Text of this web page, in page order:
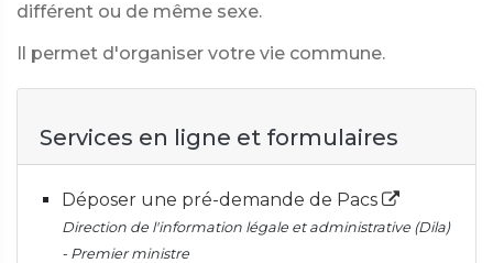
différent ou de même sexe.
Il permet d'organiser votre vie commune.
Services en ligne et formulaires
Déposer une pré-demande de Pacs
Direction de l'information légale et administrative (Dila)
- Premier ministre